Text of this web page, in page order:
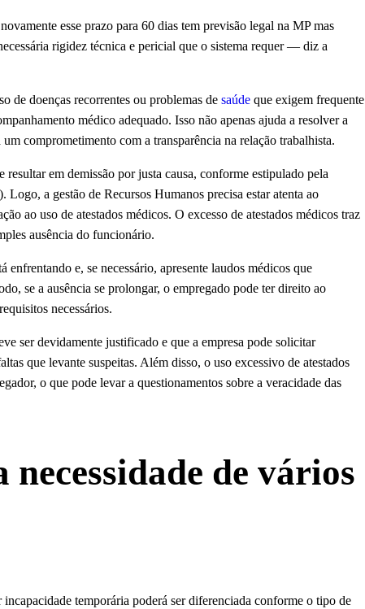
esse prazo para 60 dias tem previsão legal na MP mas
rigidez técnica e pericial que o sistema requer — diz a
de doenças recorrentes ou problemas desaúde que exigem frequente
médico adequado. Isso não apenas ajuda a resolver a
comprometimento com a transparência na relação trabalhista.
em demissão por justa causa, conforme estipulado pela
a gestão de Recursos Humanos precisa estar atenta ao
ao uso de atestados médicos. O excesso de atestados médicos traz
ausência do funcionário.
enfrentando e, se necessário, apresente laudos médicos que
se a ausência se prolongar, o empregado pode ter direito ao
necessários.
ser devidamente justificado e que a empresa pode solicitar
que levante suspeitas. Além disso, o uso excessivo de atestados
o que pode levar a questionamentos sobre a veracidade das
de vários
temporária poderá ser diferenciada conforme o tipo de